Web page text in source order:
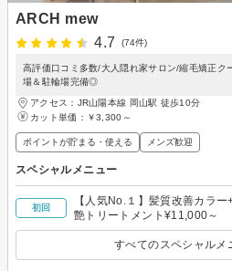
ARCH mew
4.7
(74件)
高評価口コミ多数/大人隠れ家サロン/縮毛矯正
場＆駐輪場完備◎
アクセス：JR山陽本線 岡山駅 徒歩10分
カット単価： ￥3,300～
ポイントが貯まる・使える メンズ歓迎
スペシャルメニュー
初回
【人気No.１】髪質改善カラ
艶トリートメント¥11,000～
すべてのスペシャルメ